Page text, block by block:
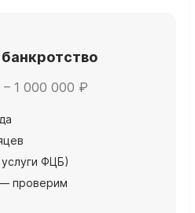
1 000 000 ₽
ФЦБ)
проверим